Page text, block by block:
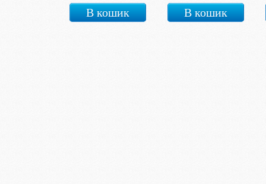
В кошик В кошик